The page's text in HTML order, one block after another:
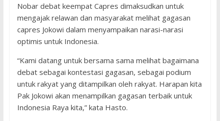
Nobar debat keempat Capres dimaksudkan untuk
mengajak relawan dan masyarakat melihat gagasan
capres Jokowi dalam menyampaikan narasi-narasi
optimis untuk Indonesia.
“Kami datang untuk bersama sama melihat bagaimana
debat sebagai kontestasi gagasan, sebagai podium
untuk rakyat yang ditampilkan oleh rakyat. Harapan kita
Pak Jokowi akan menampilkan gagasan terbaik untuk
Indonesia Raya kita,” kata Hasto.